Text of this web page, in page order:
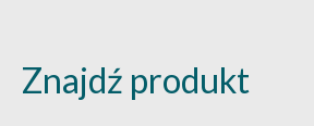
Znajdź produkt